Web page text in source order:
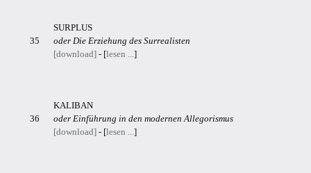
35
SURPLUS
oder Die Erziehung des Surrealisten
[download] - [lesen ...]
36
KALIBAN
oder Einführung in den modernen Allegorismus
[download] - [lesen ...]